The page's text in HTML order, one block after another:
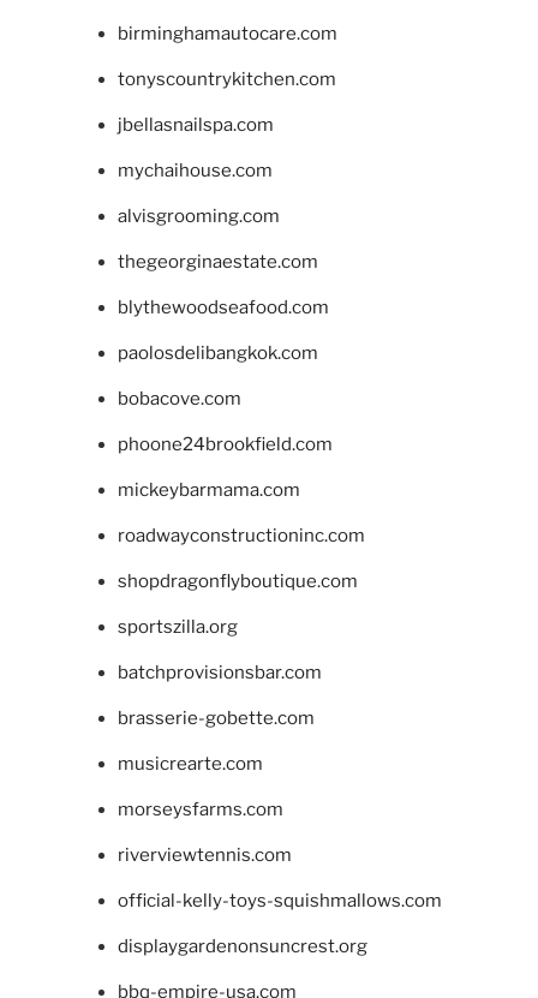
birminghamautocare.com
tonyscountrykitchen.com
jbellasnailspa.com
mychaihouse.com
alvisgrooming.com
thegeorginaestate.com
blythewoodseafood.com
paolosdelibangkok.com
bobacove.com
phoone24brookfield.com
mickeybarmama.com
roadwayconstructioninc.com
shopdragonflyboutique.com
sportszilla.org
batchprovisionsbar.com
brasserie-gobette.com
musicrearte.com
morseysfarms.com
riverviewtennis.com
official-kelly-toys-squishmallows.com
displaygardenonsuncrest.org
bbq-empire-usa.com